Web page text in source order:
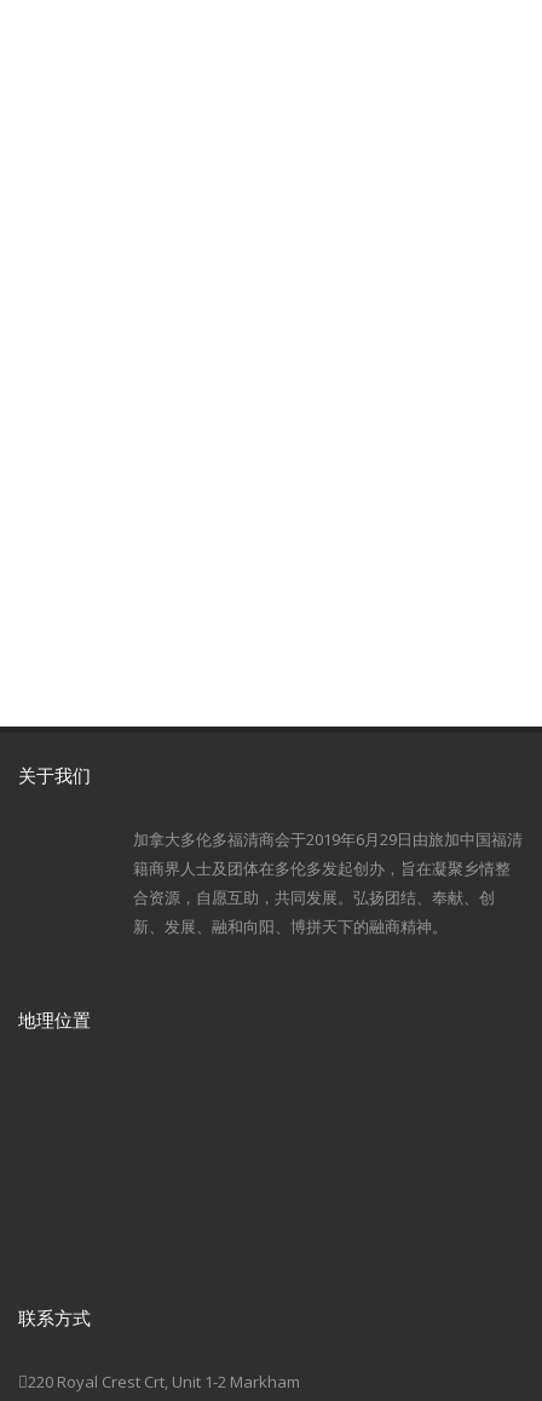
关于我们
加拿大多伦多福清商会于2019年6月29日由旅加中国福清
籍商界人士及团体在多伦多发起创办，旨在凝聚乡情整
合资源，自愿互助，共同发展。弘扬团结、奉献、创
新、发展、融和向阳、博拼天下的融商精神。
地理位置
联系方式
220 Royal Crest Crt, Unit 1-2 Markham